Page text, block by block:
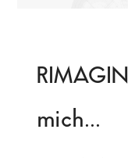
mich...